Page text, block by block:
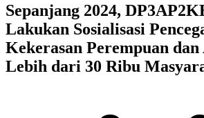
Sepanjang 2024,
Lakukan Sosialisasi
Kekerasan Perempuan dan
Lebih dari 30 Ribu